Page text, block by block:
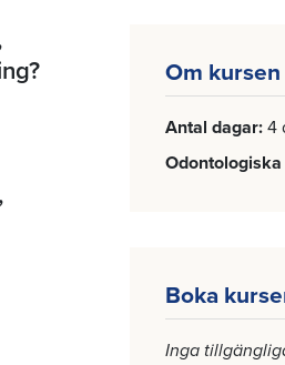
Om kursen
Antal dagar 4
Boka
Inga